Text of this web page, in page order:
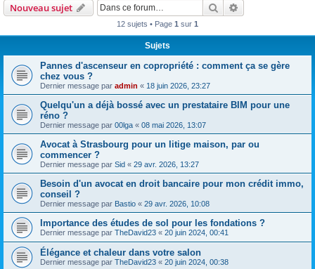
Nouveau sujet Rechercher
12 sujets • Page 1 sur 1
Sujets
Pannes d'ascenseur en copropriété : comment ça se gère
chez vous ?
Dernier message par admin « 18 juin 2026, 23:27
Quelqu'un a déjà bossé avec un prestataire BIM pour une
réno ?
Dernier message par 00lga « 08 mai 2026, 13:07
Avocat à Strasbourg pour un litige maison, par ou
commencer ?
Dernier message par Sid « 29 avr. 2026, 13:27
Besoin d'un avocat en droit bancaire pour mon crédit immo,
conseil ?
Dernier message par Bastio « 29 avr. 2026, 10:08
Importance des études de sol pour les fondations ?
Dernier message par TheDavid23 « 20 juin 2024, 00:41
Élégance et chaleur dans votre salon
Dernier message par TheDavid23 « 20 juin 2024, 00:38